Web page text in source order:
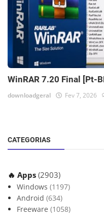
WinRAR 7.20 Final [Pt-
downloadgeral Fev 7, 2026
CATEGORIAS
🔥 Apps (2903)
Windows (1197)
Android (634)
Freeware (1058)